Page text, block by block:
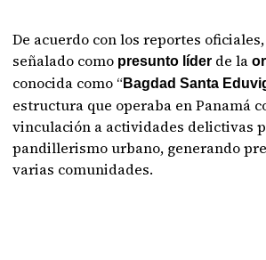
De acuerdo con los reportes
señalado como presunto líder de la
conocida como “Bagdad Santa
estructura que operaba en Panamá
vinculación a actividades delictivas
pandillerismo urbano, generando
varias comunidades.